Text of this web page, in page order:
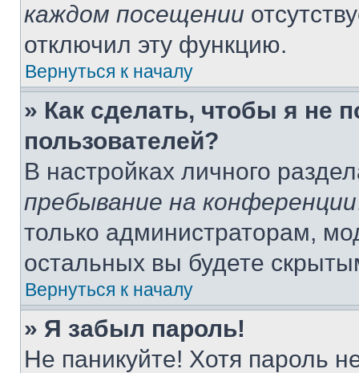
каждом посещении
отключил эту функцию.
Вернуться к началу
» Как сделать, чтобы я не
пользователей?
В настройках личного
пребывание на конференции
только администраторам,
остальных вы будете
Вернуться к началу
» Я забыл пароль!
Не паникуйте! Хотя пароль